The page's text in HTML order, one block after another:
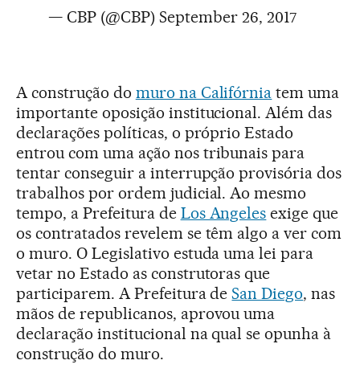
— CBP (@CBP) September 26, 2017
A construção do muro na Califórnia tem uma
importante oposição institucional. Além das
declarações políticas, o próprio Estado
entrou com uma ação nos tribunais para
tentar conseguir a interrupção provisória dos
trabalhos por ordem judicial. Ao mesmo
tempo, a Prefeitura de Los Angeles exige que
os contratados revelem se têm algo a ver com
o muro. O Legislativo estuda uma lei para
vetar no Estado as construtoras que
participarem. A Prefeitura deSan Diego, nas
mãos de republicanos, aprovou uma
declaração institucional na qual se opunha à
construção do muro.